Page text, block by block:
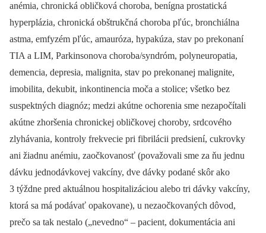
anémia, chronická obličková choroba, benígna prostatická
hyperplázia, chronická obštrukčná choroba pľúc, bronchiálna
astma, emfyzém pľúc, amauróza, hypakúza, stav po prekonaní
TIA a LIM, Parkinsonova choroba/syndróm, polyneuropatia,
demencia, depresia, malignita, stav po prekonanej malignite,
imobilita, dekubit, inkontinencia moča a stolice; všetko bez
suspektných diagnóz; medzi akútne ochorenia sme nezapočítali
akútne zhoršenia chronickej obličkovej choroby, srdcového
zlyhávania, kontroly frekvecie pri fibrilácii predsiení, cukrovky
ani žiadnu anémiu, zaočkovanosť (považovali sme za ňu jednu
dávku jednodávkovej vakcíny, dve dávky podané skôr ako
3 týždne pred aktuálnou hospitalizáciou alebo tri dávky vakcíny,
ktorá sa má podávať opakovane), u nezaočkovaných dôvod,
prečo sa tak nestalo („nevedno“ –⁠ pacient, dokumentácia ani